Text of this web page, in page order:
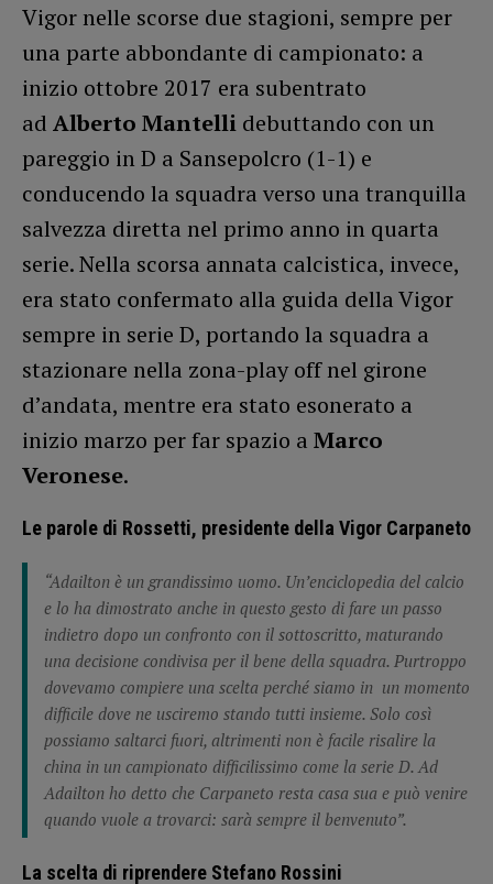
Vigor nelle scorse due stagioni, sempre per
una parte abbondante di campionato: a
inizio ottobre 2017 era subentrato
ad Alberto Mantelli debuttando con un
pareggio in D a Sansepolcro (1-1) e
conducendo la squadra verso una tranquilla
salvezza diretta nel primo anno in quarta
serie. Nella scorsa annata calcistica, invece,
era stato confermato alla guida della Vigor
sempre in serie D, portando la squadra a
stazionare nella zona-play off nel girone
d’andata, mentre era stato esonerato a
inizio marzo per far spazio a Marco
Veronese.
Le parole di Rossetti, presidente della Vigor Carpaneto
“Adailton è un grandissimo uomo. Un’enciclopedia del calcio
e lo ha dimostrato anche in questo gesto di fare un passo
indietro dopo un confronto con il sottoscritto, maturando
una decisione condivisa per il bene della squadra. Purtroppo
dovevamo compiere una scelta perché siamo in un momento
difficile dove ne usciremo stando tutti insieme. Solo così
possiamo saltarci fuori, altrimenti non è facile risalire la
china in un campionato difficilissimo come la serie D. Ad
Adailton ho detto che Carpaneto resta casa sua e può venire
quando vuole a trovarci: sarà sempre il benvenuto”.
La scelta di riprendere Stefano Rossini